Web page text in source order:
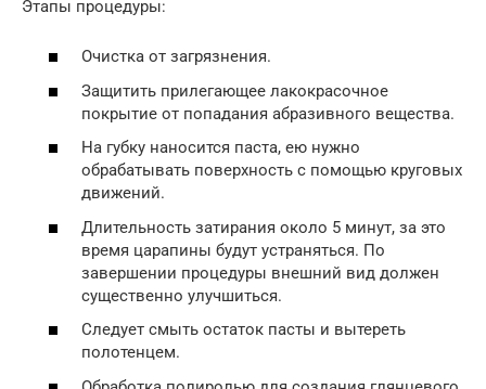
Этапы процедуры:
Очистка от загрязнения.
Защитить прилегающее лакокрасочное
покрытие от попадания абразивного вещества.
На губку наносится паста, ею нужно
обрабатывать поверхность с помощью круговых
движений.
Длительность затирания около 5 минут, за это
время царапины будут устраняться. По
завершении процедуры внешний вид должен
существенно улучшиться.
Следует смыть остаток пасты и вытереть
полотенцем.